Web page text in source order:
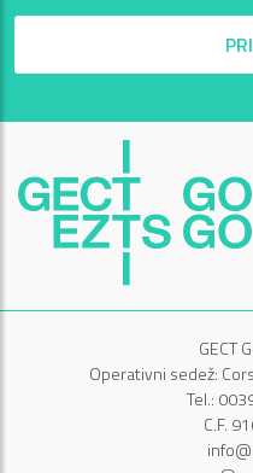
GECT
Operativni sedež:
Tel.:
C.F.